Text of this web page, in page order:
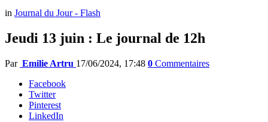
in Journal du Jour - Flash
Jeudi 13 juin : Le journal de 12h
Par Emilie Artru 17/06/2024, 17:48 0 Commentaires
Facebook
Twitter
Pinterest
LinkedIn